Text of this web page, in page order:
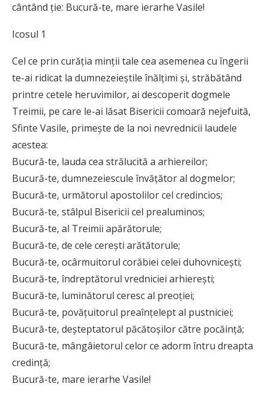
cântând ţie: Bucură-te, mare ierarhe Vasile!
Icosul 1
Cel ce prin curăţia minţii tale cea asemenea cu îngerii
te-ai ridicat la dumnezeieştile înălţimi şi, străbătând
printre cetele heruvimilor, ai descoperit dogmele
Treimii, pe care le-ai lăsat Bisericii comoară nejefuită,
Sfinte Vasile, primeşte de la noi nevrednicii laudele
acestea:
Bucură-te, lauda cea strălucită a arhiereilor;
Bucură-te, dumnezeiescule învăţător al dogmelor;
Bucură-te, următorul apostolilor cel credincios;
Bucură-te, stâlpul Bisericii cel prealuminos;
Bucură-te, al Treimii apărătorule;
Bucură-te, de cele cereşti arătătorule;
Bucură-te, ocârmuitorul corăbiei celei duhovniceşti;
Bucură-te, îndreptătorul vredniciei arhiereşti;
Bucură-te, luminătorul ceresc al preoţiei;
Bucură-te, povăţuitorul preaînţelept al pustniciei;
Bucură-te, deşteptatorul păcătoşilor către pocăinţă;
Bucură-te, mângâietorul celor ce adorm întru dreapta
credinţă;
Bucură-te, mare ierarhe Vasile!